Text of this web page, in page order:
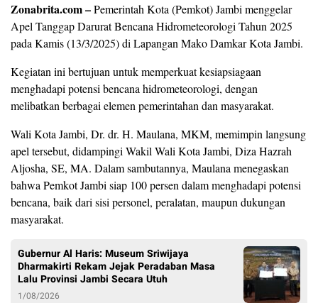
Zonabrita.com –Pemerintah Kota (Pemkot) Jambi menggelar
Apel Tanggap Darurat Bencana Hidrometeorologi Tahun 2025
pada Kamis (13/3/2025) di Lapangan Mako Damkar Kota Jambi.
Kegiatan ini bertujuan untuk memperkuat kesiapsiagaan
menghadapi potensi bencana hidrometeorologi, dengan
melibatkan berbagai elemen pemerintahan dan masyarakat.
Wali Kota Jambi, Dr. dr. H. Maulana, MKM, memimpin langsung
apel tersebut, didampingi Wakil Wali Kota Jambi, Diza Hazrah
Aljosha, SE, MA. Dalam sambutannya, Maulana menegaskan
bahwa Pemkot Jambi siap 100 persen dalam menghadapi potensi
bencana, baik dari sisi personel, peralatan, maupun dukungan
masyarakat.
Gubernur Al Haris: Museum Sriwijaya
Dharmakirti Rekam Jejak Peradaban Masa
Lalu Provinsi Jambi Secara Utuh
1/08/2026